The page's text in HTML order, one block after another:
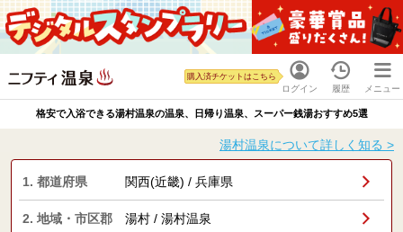
ログイン
購入済チケットはこちら
履歴 メニュー
格安で入浴できる湯村温泉の温泉、日帰り温泉、スーパー銭湯おすすめ5選
湯村温泉について詳しく知る >
1. 都道府県 関西(近畿) / 兵庫県
2. 地域・市区郡 湯村 / 湯村温泉